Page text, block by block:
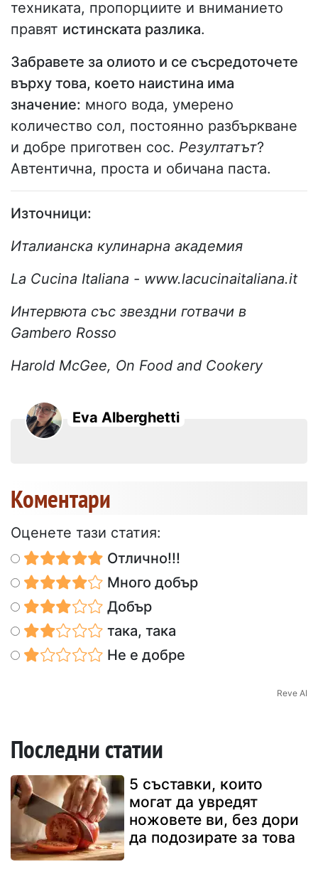
техниката, пропорциите и вниманието
правят истинската разлика.
Забравете за олиото и се съсредоточете
върху това, което наистина има
значение: много вода, умерено
количество сол, постоянно разбъркване
и добре приготвен сос. Резултатът?
Автентична, проста и обичана паста.
Източници:
Италианска кулинарна академия
La Cucina Italiana - www.lacucinaitaliana.it
Интервюта със звездни готвачи в
Gambero Rosso
Harold McGee, On Food and Cookery
Eva Alberghetti
Коментари
Оценете тази статия:
Отлично!!!
Много добър
Добър
така, така
Не е добре
Reve AI
Последни статии
5 съставки, които
могат да увредят
ножовете ви, без дори
да подозирате за това